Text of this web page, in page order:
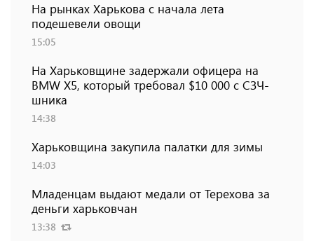
На рынках Харькова с начала лета
подешевели овощи
15:05
На Харьковщине задержали офицера на
BMW Х5, который требовал $10 000 с СЗЧ-
шника
14:38
Харьковщина закупила палатки для зимы
14:03
Младенцам выдают медали от Терехова за
деньги харьковчан
13:38